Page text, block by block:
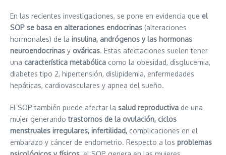
En las recientes investigaciones, se pone en evidencia que el
SOP se basa en alteraciones endocrinas (alteraciones
hormonales) de la insulina, andrógenos y las hormonas
neuroendocrinas y ováricas. Estas afectaciones suelen tener
una característica metabólica como la obesidad, disglucemia,
diabetes tipo 2, hipertensión, dislipidemia, enfermedades
hepáticas, cardiovasculares y apnea del sueño.
El SOP también puede afectar la salud reproductiva de una
mujer generando trastornos de la ovulación, ciclos
menstruales irregulares, infertilidad, complicaciones en el
embarazo y cáncer de endometrio. Respecto a los problemas